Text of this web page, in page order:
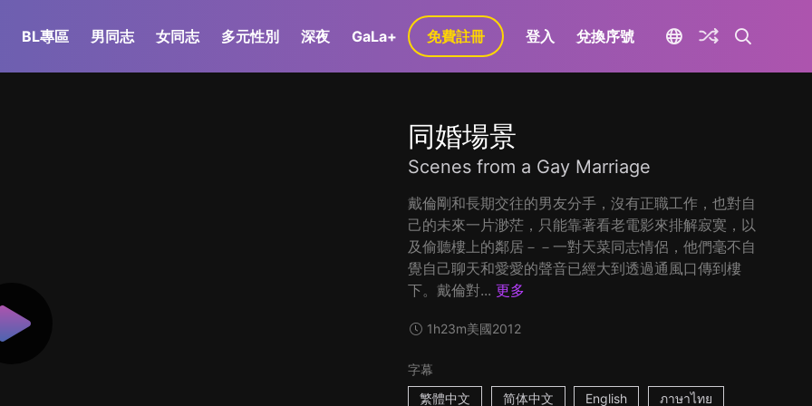
BL專區 男同志 女同志 多元性別 深夜 GaLa+ 免費註冊 登入 兌換序號
同婚場景
Scenes from a Gay Marriage
戴倫剛和長期交往的男友分手，沒有正職工作，也對自
己的未來一片渺茫，只能靠著看老電影來排解寂寞，以
及偷聽樓上的鄰居－－一對天菜同志情侶，他們毫不自
覺自己聊天和愛愛的聲音已經大到透過通風口傳到樓
下。戴倫對... 更多
1h23m美國2012
字幕
繁體中文
简体中文 English ภาษาไทย